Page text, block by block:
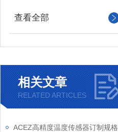
查看全部
相关文章
RELATED ARTICLES